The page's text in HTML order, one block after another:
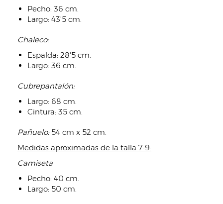
Pecho: 36 cm.
Largo: 43'5 cm.
Chaleco:
Espalda: 28'5 cm.
Largo: 36 cm.
Cubrepantalón:
Largo: 68 cm.
Cintura: 35 cm.
Pañuelo: 54 cm x 52 cm.
Medidas aproximadas de la talla 7-9:
Camiseta
Pecho: 40 cm.
Largo: 50 cm.